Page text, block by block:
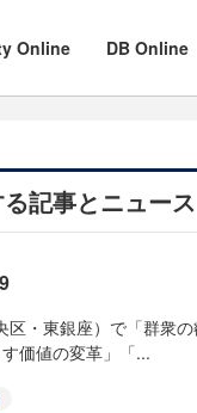
Online DB Online
る記事とニュース
区・東銀座）で「群衆
価値の変革」「...